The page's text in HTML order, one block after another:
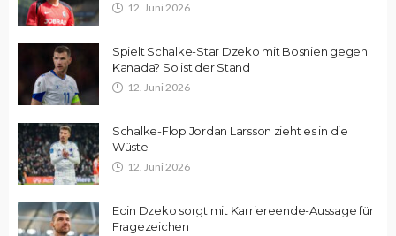
12. Juni 2026
Spielt Schalke-Star Dzeko mit Bosnien gegen
Kanada? So ist der Stand
12. Juni 2026
Schalke-Flop Jordan Larsson zieht es in die
Wüste
12. Juni 2026
Edin Dzeko sorgt mit Karriereende-Aussage für
Fragezeichen